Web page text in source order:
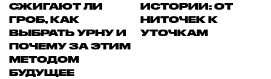
СЖИГАЮТ ЛИ
ГРОБ, КАК
ВЫБРАТЬ УРНУ И
ПОЧЕМУ ЗА ЭТИМ
МЕТОДОМ
БУДУЩЕЕ
ИСТОРИИ: ОТ
НИТОЧЕК К
УТОЧКАМ